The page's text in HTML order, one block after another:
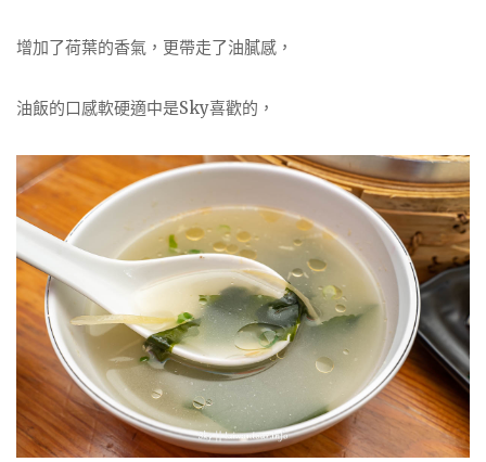
增加了荷葉的香氣，更帶走了油膩感，
油飯的口感軟硬適中是Sky喜歡的，